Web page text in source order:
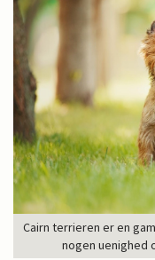
Cairn terrieren er en
nogen uenighed